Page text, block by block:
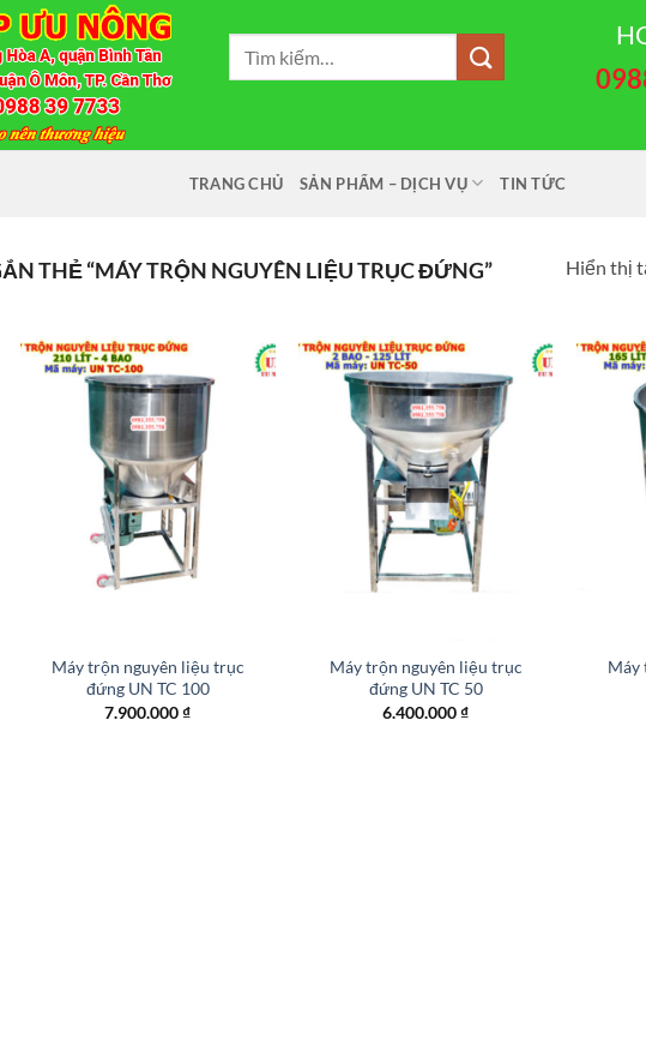
TRANG CHỦ SẢN PHẨM – DỊCH VỤ TIN TỨC
THẺ “MÁY TRỘN NGUYÊN LIỆU TRỤC ĐỨNG” Hiển thị
Máy trộn nguyên liệu trục
đứng UN TC 100
7.900.000₫
Máy trộn nguyên liệu trục
đứng UN TC 50
6.400.000₫
Máy